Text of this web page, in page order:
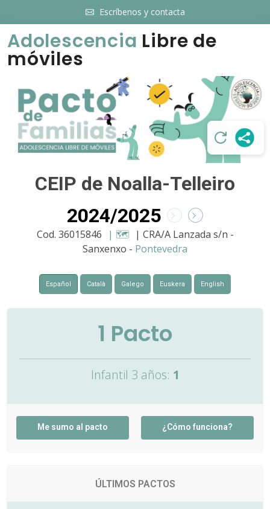
Escríbenos y contacta
Adolescencia Libre de
móviles
CEIP de Noalla-Telleiro
2024/2025
Cod. 36015846 | 🗺️ | CRA/A Lanzada s/n -
Sanxenxo - Pontevedra
Español Català Galego Euskera English
1 Pacto
Infantil 3 años: 1
Me sumo al pacto ¿Cómo funciona?
ÚLTIMOS PACTOS